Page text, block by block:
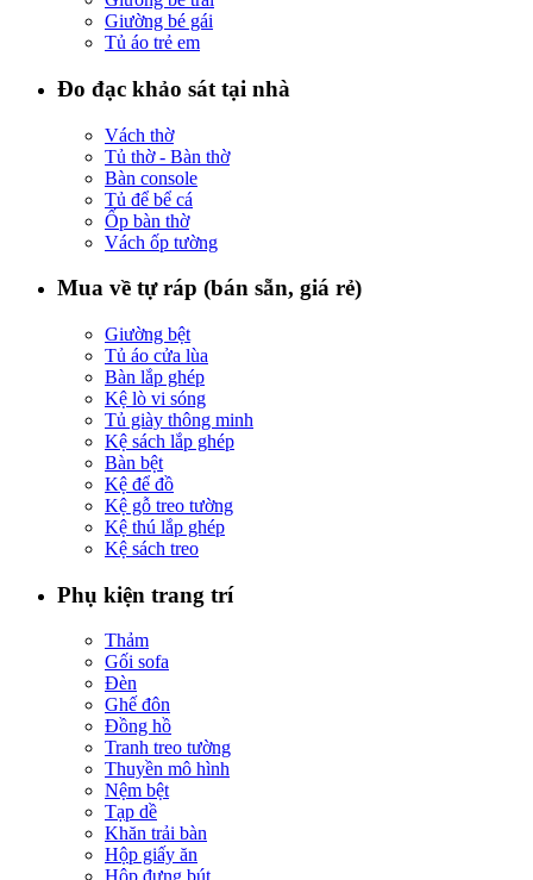
Giường bé gái
Tủ áo trẻ em
Đo đạc khảo sát tại nhà
Vách thờ
Tủ thờ - Bàn thờ
Bàn console
Tủ để bể cá
Ốp bàn thờ
Vách ốp tường
Mua về tự ráp (bán sẵn, giá rẻ)
Giường bệt
Tủ áo cửa lùa
Bàn lắp ghép
Kệ lò vi sóng
Tủ giày thông minh
Kệ sách lắp ghép
Bàn bệt
Kệ để đồ
Kệ gỗ treo tường
Kệ thú lắp ghép
Kệ sách treo
Phụ kiện trang trí
Thảm
Gối sofa
Đèn
Ghế đôn
Đồng hồ
Tranh treo tường
Thuyền mô hình
Nệm bệt
Tạp dề
Khăn trải bàn
Hộp giấy ăn